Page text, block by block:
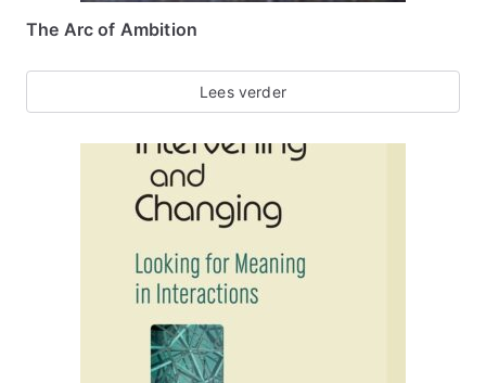
The Arc of Ambition
Lees verder